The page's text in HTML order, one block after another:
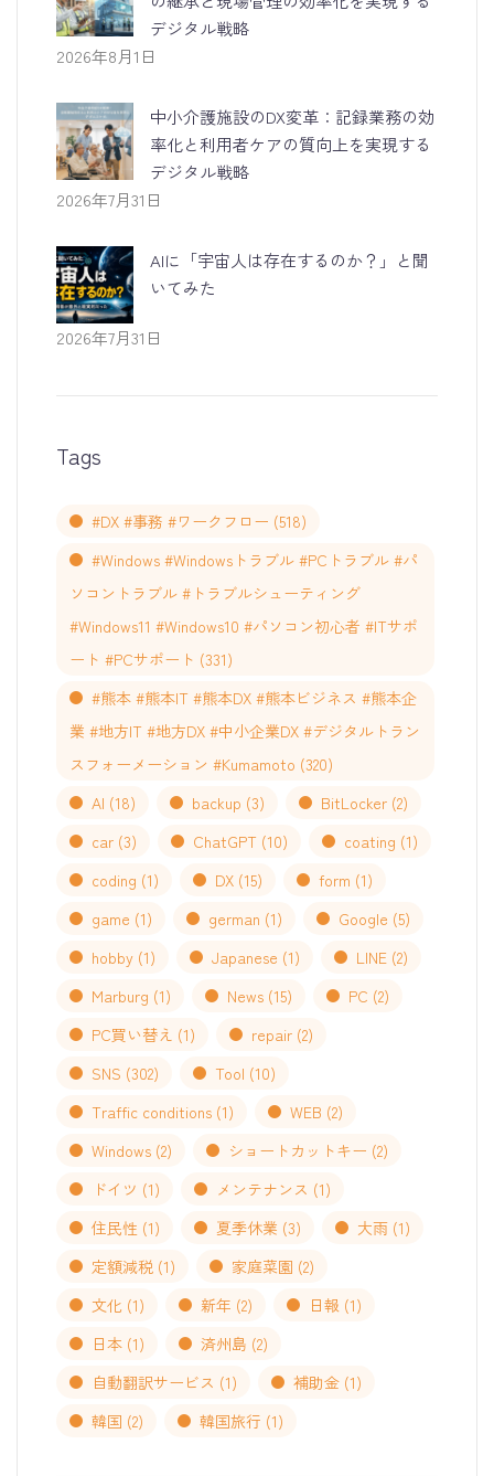
デジタル戦略
2026年8月1日
中小介護施設のDX変革：記録業務の効
率化と利用者ケアの質向上を実現する
デジタル戦略
2026年7月31日
AIに「宇宙人は存在するのか？」と聞
いてみた
2026年7月31日
Tags
#DX #事務 #ワークフロー (518)
#Windows #Windowsトラブル #PCトラブル #パ
ソコントラブル #トラブルシューティング
#Windows11 #Windows10 #パソコン初心者 #ITサポ
ート #PCサポート (331)
#熊本 #熊本IT #熊本DX #熊本ビジネス #熊本企
業 #地方IT #地方DX #中小企業DX #デジタルトラン
スフォーメーション #Kumamoto (320)
AI (18) backup (3) BitLocker (2)
car (3) ChatGPT (10) coating (1)
coding (1) DX (15) form (1)
game (1) german (1) Google (5)
hobby (1) Japanese (1) LINE (2)
Marburg (1) News (15) PC (2)
PC買い替え (1) repair (2)
SNS (302) Tool (10)
Traffic conditions (1) WEB (2)
Windows (2) ショートカットキー (2)
ドイツ (1) メンテナンス (1)
住民性 (1) 夏季休業 (3) 大雨 (1)
定額減税 (1) 家庭菜園 (2)
文化 (1) 新年 (2) 日報 (1)
日本 (1) 済州島 (2)
自動翻訳サービス (1) 補助金 (1)
韓国 (2) 韓国旅行 (1)